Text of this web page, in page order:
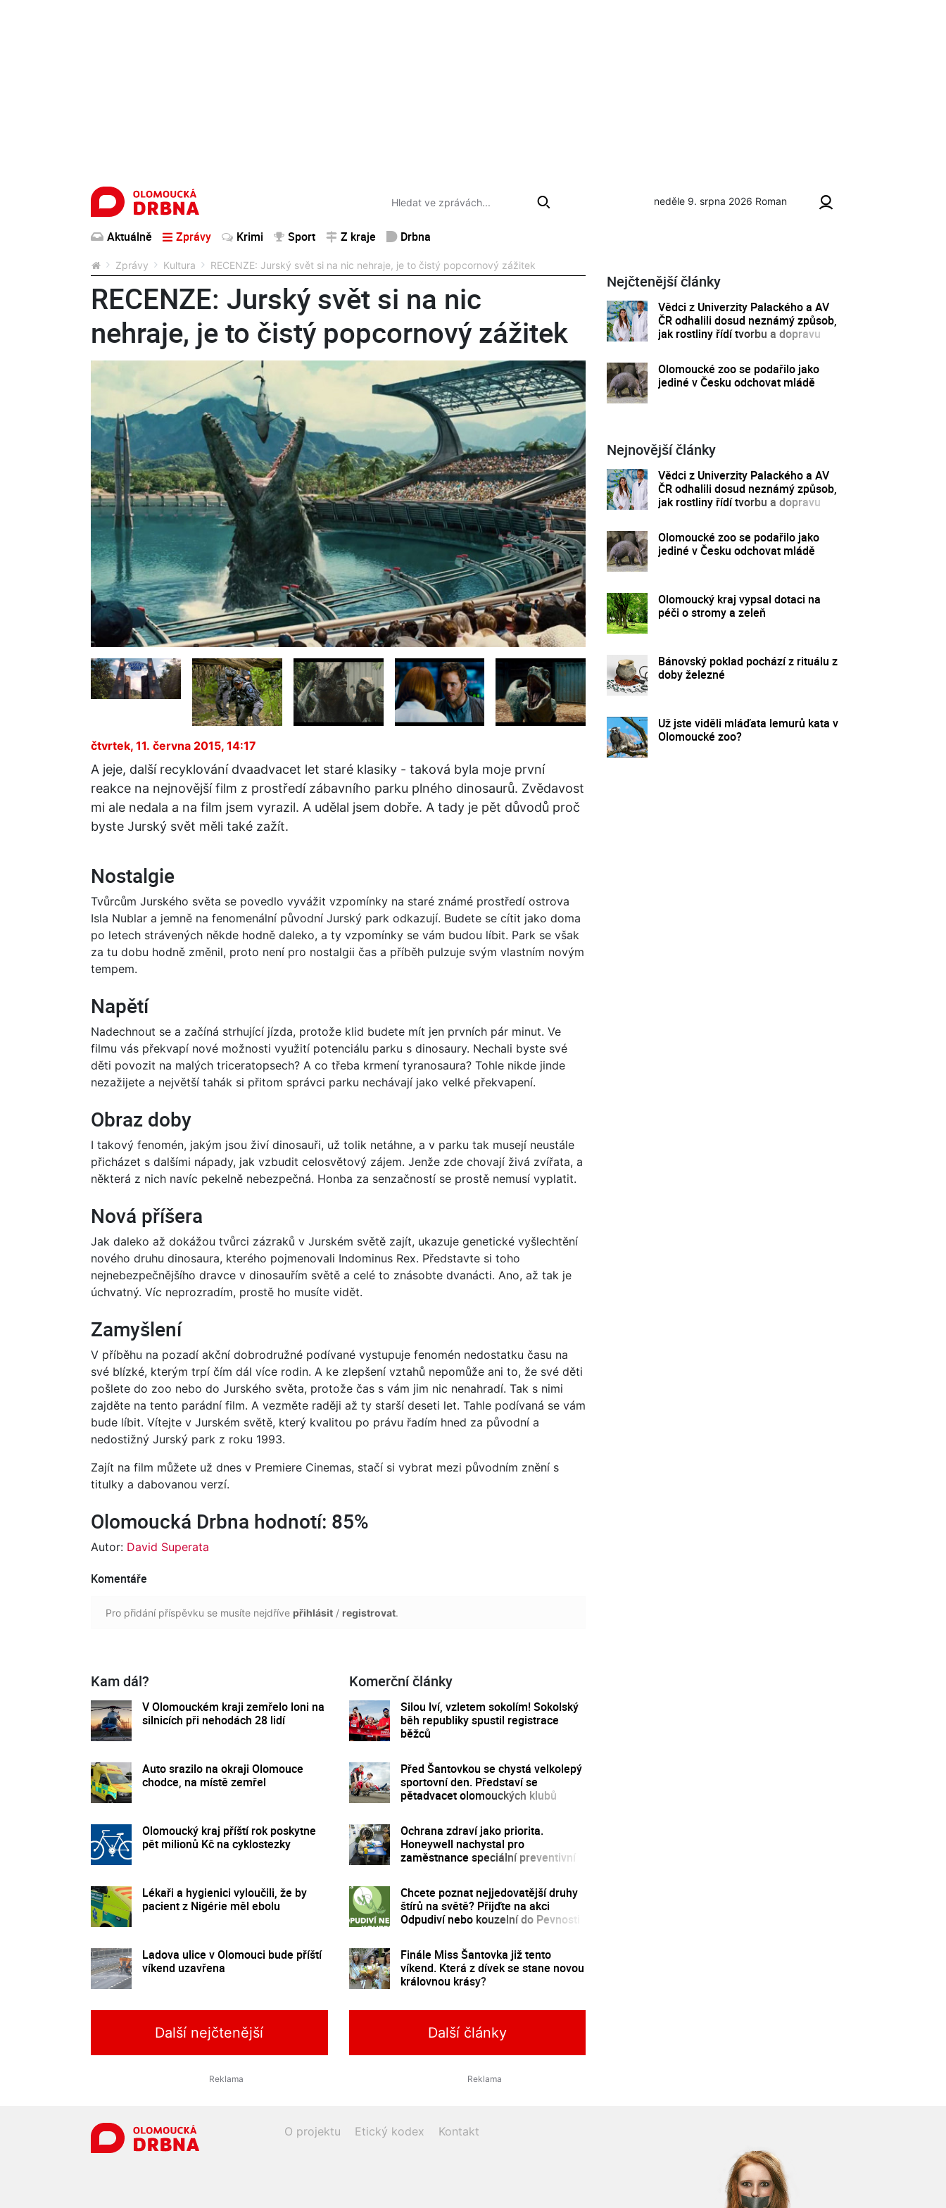
neděle 9. srpna 2026 Roman
Aktuálně Zprávy Krimi Sport Z kraje Drbna
Zprávy Kultura RECENZE: Jurský svět si na nic nehraje, je to čistý popcornový zážitek
RECENZE: Jurský svět si na nic
nehraje, je to čistý popcornový zážitek
čtvrtek, 11. června 2015, 14:17
A jeje, další recyklování dvaadvacet let staré klasiky - taková byla moje první
reakce na nejnovější film z prostředí zábavního parku plného dinosaurů. Zvědavost
mi ale nedala a na film jsem vyrazil. A udělal jsem dobře. A tady je pět důvodů proč
byste Jurský svět měli také zažít.
Nostalgie
Tvůrcům Jurského světa se povedlo vyvážit vzpomínky na staré známé prostředí ostrova
Isla Nublar a jemně na fenomenální původní Jurský park odkazují. Budete se cítit jako doma
po letech strávených někde hodně daleko, a ty vzpomínky se vám budou líbit. Park se však
za tu dobu hodně změnil, proto není pro nostalgii čas a příběh pulzuje svým vlastním novým
tempem.
Napětí
Nadechnout se a začíná strhující jízda, protože klid budete mít jen prvních pár minut. Ve
filmu vás překvapí nové možnosti využití potenciálu parku s dinosaury. Nechali byste své
děti povozit na malých triceratopsech? A co třeba krmení tyranosaura? Tohle nikde jinde
nezažijete a největší tahák si přitom správci parku nechávají jako velké překvapení.
Obraz doby
I takový fenomén, jakým jsou živí dinosauři, už tolik netáhne, a v parku tak musejí neustále
přicházet s dalšími nápady, jak vzbudit celosvětový zájem. Jenže zde chovají živá zvířata, a
některá z nich navíc pekelně nebezpečná. Honba za senzačností se prostě nemusí vyplatit.
Nová příšera
Jak daleko až dokážou tvůrci zázraků v Jurském světě zajít, ukazuje genetické vyšlechtění
nového druhu dinosaura, kterého pojmenovali Indominus Rex. Představte si toho
nejnebezpečnějšího dravce v dinosauřím světě a celé to znásobte dvanácti. Ano, až tak je
úchvatný. Víc neprozradím, prostě ho musíte vidět.
Zamyšlení
V příběhu na pozadí akční dobrodružné podívané vystupuje fenomén nedostatku času na
své blízké, kterým trpí čím dál více rodin. A ke zlepšení vztahů nepomůže ani to, že své děti
pošlete do zoo nebo do Jurského světa, protože čas s vám jim nic nenahradí. Tak s nimi
zajděte na tento parádní film. A vezměte raději až ty starší deseti let. Tahle podívaná se vám
bude líbit. Vítejte v Jurském světě, který kvalitou po právu řadím hned za původní a
nedostižný Jurský park z roku 1993.
Zajít na film můžete už dnes v Premiere Cinemas, stačí si vybrat mezi původním znění s
titulky a dabovanou verzí.
Olomoucká Drbna hodnotí: 85%
Autor: David Superata
Komentáře
Pro přidání příspěvku se musíte nejdříve přihlásit / registrovat.
Kam dál?
V Olomouckém kraji zemřelo loni na
silnicích při nehodách 28 lidí
Auto srazilo na okraji Olomouce
chodce, na místě zemřel
Olomoucký kraj příští rok poskytne
pět milionů Kč na cyklostezky
Lékaři a hygienici vyloučili, že by
pacient z Nigérie měl ebolu
Ladova ulice v Olomouci bude příští
víkend uzavřena
Komerční články
Silou lví, vzletem sokolím! Sokolský
běh republiky spustil registrace
běžců
Před Šantovkou se chystá velkolepý
sportovní den. Představí se
pětadvacet olomouckých klubů
Ochrana zdraví jako priorita.
Honeywell nachystal pro
zaměstnance speciální preventivní
Chcete poznat nejjedovatější druhy
štírů na světě? Přijďte na akci
Odpudiví nebo kouzelní do Pevnosti
Finále Miss Šantovka již tento
víkend. Která z dívek se stane novou
královnou krásy?
Další nejčtenější Další články
Nejčtenější články
Vědci z Univerzity Palackého a AV
ČR odhalili dosud neznámý způsob,
jak rostliny řídí tvorbu a dopravu
Olomoucké zoo se podařilo jako
jediné v Česku odchovat mládě
Nejnovější články
Vědci z Univerzity Palackého a AV
ČR odhalili dosud neznámý způsob,
jak rostliny řídí tvorbu a dopravu
Olomoucké zoo se podařilo jako
jediné v Česku odchovat mládě
Olomoucký kraj vypsal dotaci na
péči o stromy a zeleň
Bánovský poklad pochází z rituálu z
doby železné
Už jste viděli mláďata lemurů kata v
Olomoucké zoo?
O projektu Etický kodex Kontakt